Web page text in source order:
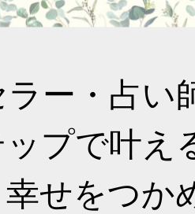
ラー・占い
ップで叶
せをつか